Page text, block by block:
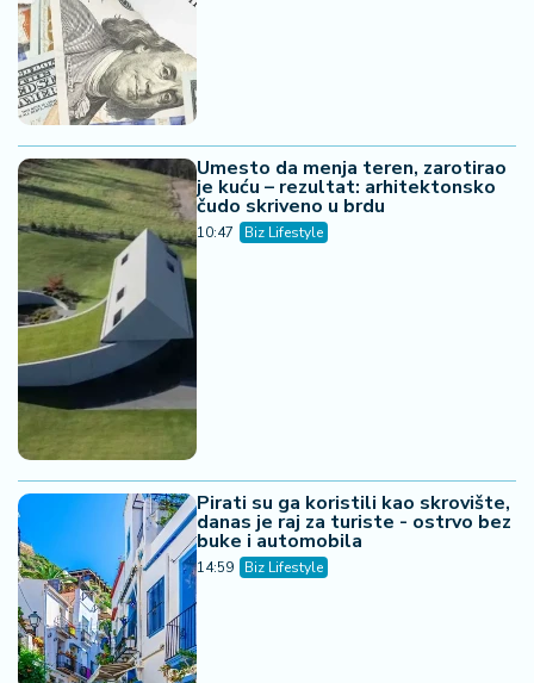
Umesto da menja teren, zarotirao
je kuću – rezultat: arhitektonsko
čudo skriveno u brdu
10:47 Biz Lifestyle
Pirati su ga koristili kao skrovište,
danas je raj za turiste - ostrvo bez
buke i automobila
14:59 Biz Lifestyle